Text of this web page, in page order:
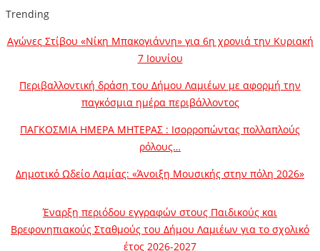
Trending
Αγώνες Στίβου «Νίκη Μπακογιάννη» για 6η χρονιά την Κυριακή
7 Ιουνίου
Περιβαλλοντική δράση του Δήμου Λαμιέων με αφορμή την
παγκόσμια ημέρα περιβάλλοντος
ΠΑΓΚΟΣΜΙΑ ΗΜΕΡΑ ΜΗΤΕΡΑΣ : Ισορροπώντας πολλαπλούς
ρόλους…
Δημοτικό Ωδείο Λαμίας: «Άνοιξη Μουσικής στην πόλη 2026»
Έναρξη περιόδου εγγραφών στους Παιδικούς και
Βρεφονηπιακούς Σταθμούς του Δήμου Λαμιέων για το σχολικό
έτος 2026-2027